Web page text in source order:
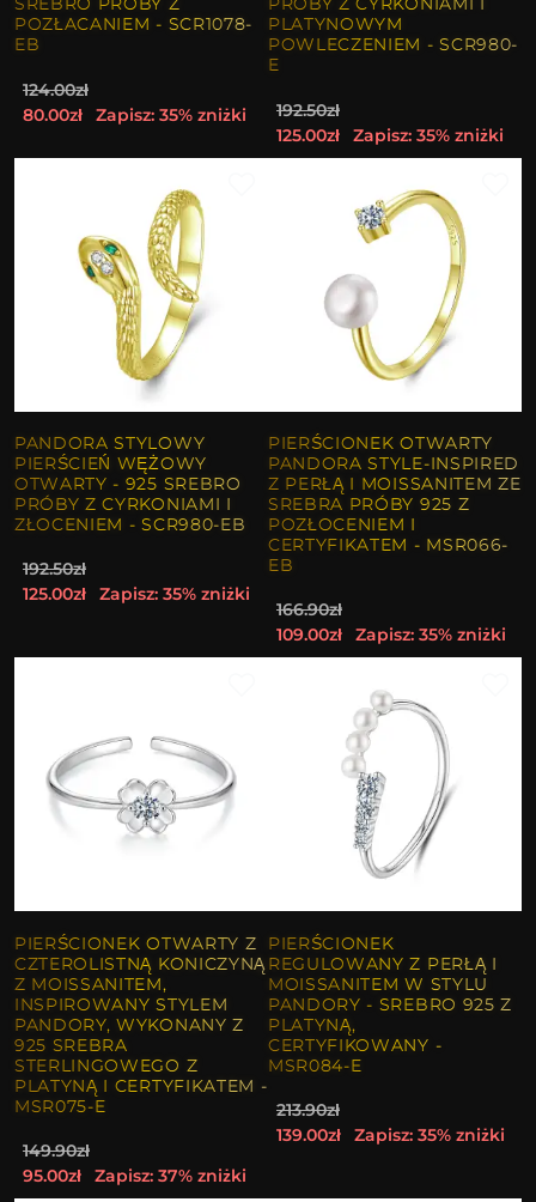
POZŁACANIEM - SCR1078-
EB
124.00zł
80.00zł
Zapisz: 35% zniżki
PLATYNOWYM
POWLECZENIEM - SCR980-
E
192.50zł
125.00zł
Zapisz: 35% zniżki
PANDORA STYLOWY
PIERŚCIEŃ WĘŻOWY
OTWARTY - 925 SREBRO
PRÓBY Z CYRKONIAMI I
ZŁOCENIEM - SCR980-EB
192.50zł
125.00zł
Zapisz: 35% zniżki
PIERŚCIONEK OTWARTY
PANDORA STYLE-INSPIRED
Z PERŁĄ I MOISSANITEM ZE
SREBRA PRÓBY 925 Z
POZŁOCENIEM I
CERTYFIKATEM - MSR066-
EB
166.90zł
109.00zł
Zapisz: 35% zniżki
PIERŚCIONEK OTWARTY Z
CZTEROLISTNĄ KONICZYNĄ
Z MOISSANITEM,
INSPIROWANY STYLEM
PANDORY, WYKONANY Z
925 SREBRA
STERLINGOWEGO Z
PLATYNĄ I CERTYFIKATEM -
MSR075-E
149.90zł
95.00zł
Zapisz: 37% zniżki
PIERŚCIONEK
REGULOWANY Z PERŁĄ I
MOISSANITEM W STYLU
PANDORY - SREBRO 925 Z
PLATYNĄ,
CERTYFIKOWANY -
MSR084-E
213.90zł
139.00zł
Zapisz: 35% zniżki